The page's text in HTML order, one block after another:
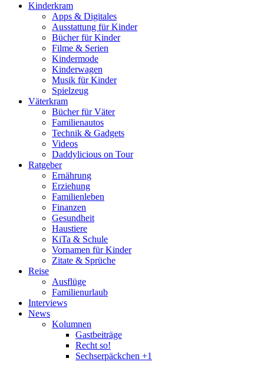
Kinderkram
Apps & Digitales
Ausstattung für Kinder
Bücher für Kinder
Filme & Serien
Kindermode
Kinderwagen
Musik für Kinder
Spielzeug
Väterkram
Bücher für Väter
Familienautos
Technik & Gadgets
Videos
Daddylicious on Tour
Ratgeber
Ernährung
Erziehung
Familienleben
Finanzen
Gesundheit
Haustiere
KiTa & Schule
Vornamen für Kinder
Zitate & Sprüche
Reise
Ausflüge
Familienurlaub
Interviews
News
Kolumnen
Gastbeiträge
Recht so!
Sechserpäckchen +1